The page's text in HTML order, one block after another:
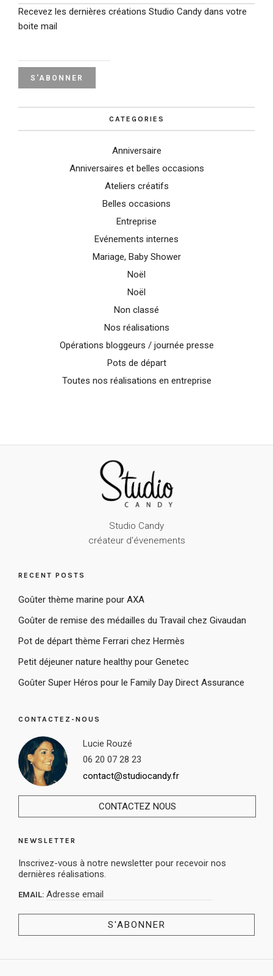
Recevez les dernières créations Studio Candy dans votre
boite mail
CATEGORIES
Anniversaire
Anniversaires et belles occasions
Ateliers créatifs
Belles occasions
Entreprise
Evénements internes
Mariage, Baby Shower
Noël
Noël
Non classé
Nos réalisations
Opérations bloggeurs / journée presse
Pots de départ
Toutes nos réalisations en entreprise
Studio Candy
créateur d'évenements
RECENT POSTS
Goûter thème marine pour AXA
Goûter de remise des médailles du Travail chez Givaudan
Pot de départ thème Ferrari chez Hermès
Petit déjeuner nature healthy pour Genetec
Goûter Super Héros pour le Family Day Direct Assurance
CONTACTEZ-NOUS
Lucie Rouzé
06 20 07 28 23
contact@studiocandy.fr
CONTACTEZ NOUS
NEWSLETTER
Inscrivez-vous à notre newsletter pour recevoir nos
dernières réalisations.
EMAIL: